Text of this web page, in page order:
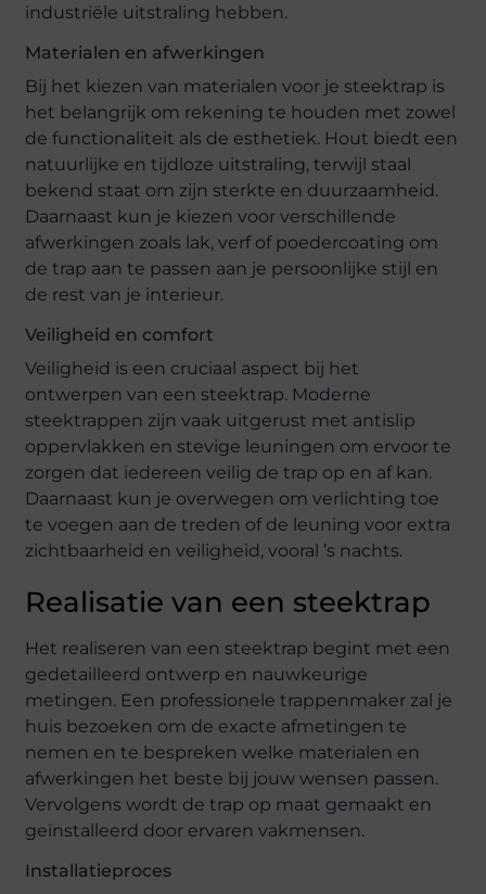
industriële uitstraling hebben.
Materialen en afwerkingen
Bij het kiezen van materialen voor je steektrap is
het belangrijk om rekening te houden met zowel
de functionaliteit als de esthetiek. Hout biedt een
natuurlijke en tijdloze uitstraling, terwijl staal
bekend staat om zijn sterkte en duurzaamheid.
Daarnaast kun je kiezen voor verschillende
afwerkingen zoals lak, verf of poedercoating om
de trap aan te passen aan je persoonlijke stijl en
de rest van je interieur.
Veiligheid en comfort
Veiligheid is een cruciaal aspect bij het
ontwerpen van een steektrap. Moderne
steektrappen zijn vaak uitgerust met antislip
oppervlakken en stevige leuningen om ervoor te
zorgen dat iedereen veilig de trap op en af kan.
Daarnaast kun je overwegen om verlichting toe
te voegen aan de treden of de leuning voor extra
zichtbaarheid en veiligheid, vooral ’s nachts.
Realisatie van een steektrap
Het realiseren van een steektrap begint met een
gedetailleerd ontwerp en nauwkeurige
metingen. Een professionele trappenmaker zal je
huis bezoeken om de exacte afmetingen te
nemen en te bespreken welke materialen en
afwerkingen het beste bij jouw wensen passen.
Vervolgens wordt de trap op maat gemaakt en
geïnstalleerd door ervaren vakmensen.
Installatieproces